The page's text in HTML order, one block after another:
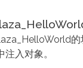
的
入对象。